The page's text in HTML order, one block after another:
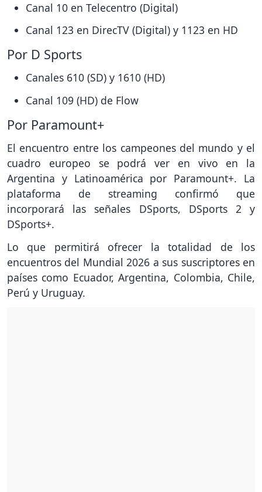
Canal 10 en Telecentro (Digital)
Canal 123 en DirecTV (Digital) y 1123 en HD
Por D Sports
Canales 610 (SD) y 1610 (HD)
Canal 109 (HD) de Flow
Por Paramount+
El encuentro entre los campeones del mundo y el
cuadro europeo se podrá ver en vivo en la
Argentina y Latinoamérica por Paramount+. La
plataforma de streaming confirmó que
incorporará las señales DSports, DSports 2 y
DSports+.
Lo que permitirá ofrecer la totalidad de los
encuentros del Mundial 2026 a sus suscriptores en
países como Ecuador, Argentina, Colombia, Chile,
Perú y Uruguay.